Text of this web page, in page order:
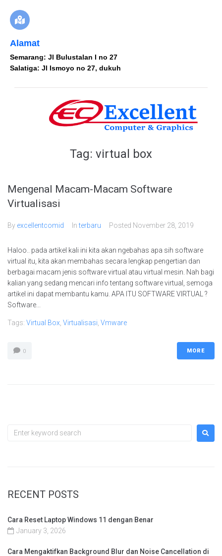
Alamat
Semarang: Jl Bulustalan I no 27
Salatiga: Jl Ismoyo no 27, dukuh
Tag: virtual box
Mengenal Macam-Macam Software
Virtualisasi
By excellentcomid Interbaru Posted November 28, 2019
Haloo.. pada artikel kali ini kita akan ngebahas apa sih software
virtual itu, kita akan membahas secara lengkap pengertian dan
berbagai macam jenis software virtual atau virtual mesin. Nah bagi
kalian yang sedang mencari info tentang software virtual, semoga
artikel ini dapat membantu kamu. APA ITU SOFTWARE VIRTUAL ?
Software...
Tags: Virtual Box Virtualisasi Vmware
0 MORE
RECENT POSTS
Cara Reset Laptop Windows 11 dengan Benar
January 3, 2026
Cara Mengaktifkan Background Blur dan Noise Cancellation di